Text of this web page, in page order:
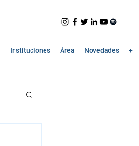
Instituciones Área Novedades +